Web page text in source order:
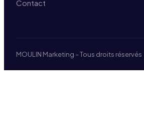
Contact
MOULIN Marketing – Tous droits réservés